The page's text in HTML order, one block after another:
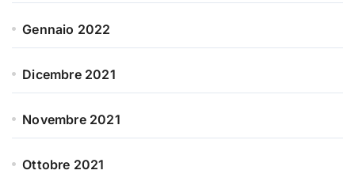
Gennaio 2022
Dicembre 2021
Novembre 2021
Ottobre 2021